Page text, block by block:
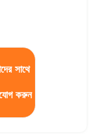
সাথে
করুন